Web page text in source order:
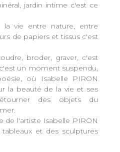
jardin intime c'est ce
la vie entre nature, entre
de papiers et tissus c'est
broder, graver, c'est
un moment suspendu,
où Isabelle PIRON
la beauté de la vie et ses
des objets du
de l'artiste Isabelle PIRON
et des sculptures